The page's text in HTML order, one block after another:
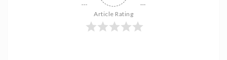
Article Rating